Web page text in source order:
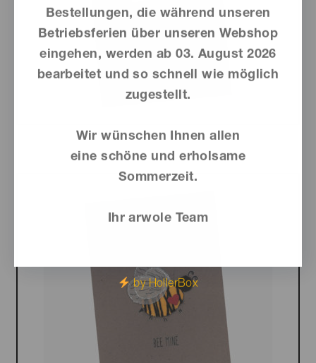
Bestellungen, die während unseren
Betriebsferien über unseren Webshop
eingehen, werden ab03. August 2026
bearbeitet und so schnell wie möglich
zugestellt.
Wir wünschen Ihnen allen
eine schöne und erholsame
Sommerzeit.
Ihr arwole Team
by HollerBox